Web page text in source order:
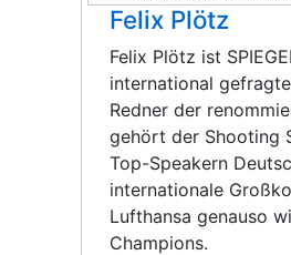
Felix Plötz
Felix Plötz ist
international
Redner der
gehört der Shooting
Top-Speakern
internationale
Lufthansa genauso
Champions.